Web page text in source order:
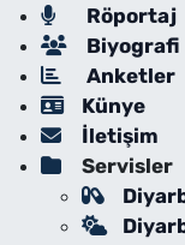
Röportaj
Biyografi
Anketler
Künye
İletişim
Servisler